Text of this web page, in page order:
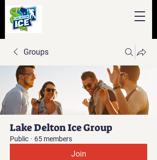
Groups
Lake Delton Ice Group
Public · 65 members
Join